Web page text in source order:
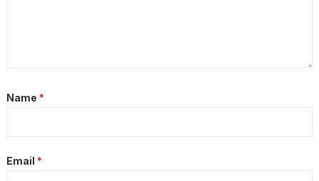
Name *
Email *